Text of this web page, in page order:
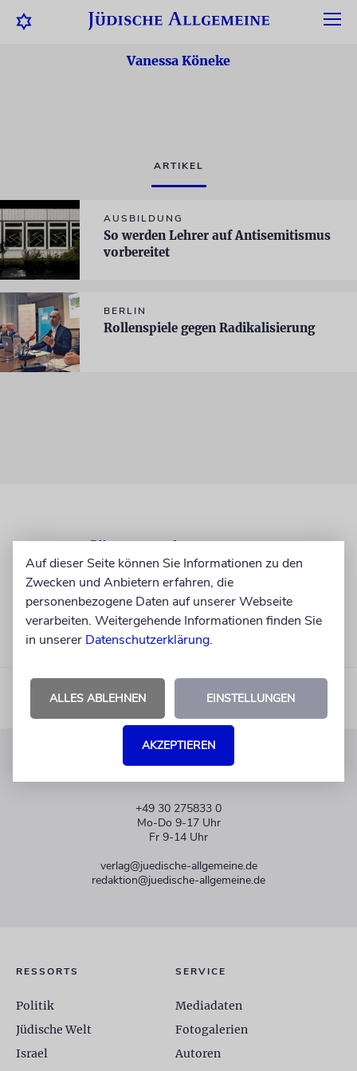
Vanessa Köneke
ARTIKEL
AUSBILDUNG
So werden Lehrer auf Antisemitismus
vorbereitet
BERLIN
Rollenspiele gegen Radikalisierung
+49 30 275833 0
Mo-Do 9-17 Uhr
Fr 9-14 Uhr
verlag@juedische-allgemeine.de
redaktion@juedische-allgemeine.de
RESSORTS
Politik
Jüdische Welt
Israel
SERVICE
Mediadaten
Fotogalerien
Autoren
Auf dieser Seite können Sie Informationen zu den
Zwecken und Anbietern erfahren, die
personenbezogene Daten auf unserer Webseite
verarbeiten. Weitergehende Informationen finden Sie
in unserer Datenschutzerklärung.
ALLES ABLEHNEN EINSTELLUNGEN
AKZEPTIEREN